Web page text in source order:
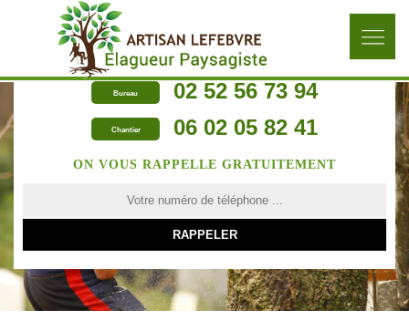
Bureau 02 52 56 73 94
Chantier 06 02 05 82 41
ON VOUS RAPPELLE GRATUITEMENT